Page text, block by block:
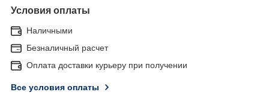
Условия оплаты
Наличными
Безналичный расчет
Оплата доставки курьеру при получении
Все условия оплаты